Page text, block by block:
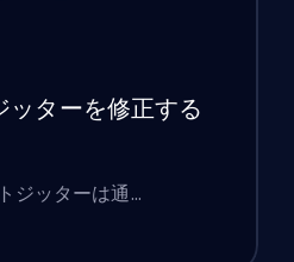
ッターを修正する
ジッターは通…